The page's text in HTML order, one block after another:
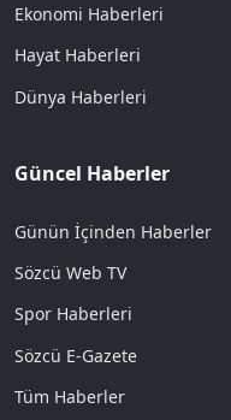
Ekonomi Haberleri
Hayat Haberleri
Dünya Haberleri
Güncel Haberler
Günün İçinden Haberler
Sözcü Web TV
Spor Haberleri
Sözcü E-Gazete
Tüm Haberler